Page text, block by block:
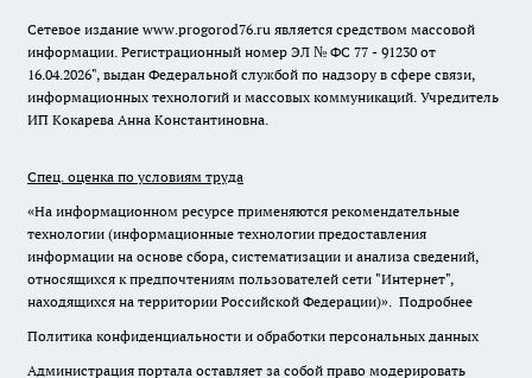
Сетевое издание www.progorod76.ru является средством массовой
информации. Регистрационный номер ЭЛ № ФС 77 - 91230 от
16.04.2026", выдан Федеральной службой по надзору в сфере связи,
информационных технологий и массовых коммуникаций. Учредитель
ИП Кокарева Анна Константиновна.
Спец. оценка по условиям труда
«На информационном ресурсе применяются рекомендательные
технологии (информационные технологии предоставления
информации на основе сбора, систематизации и анализа сведений,
относящихся к предпочтениям пользователей сети "Интернет",
находящихся на территории Российской Федерации)». Подробнее
Политика конфиденциальности и обработки персональных данных
Администрация портала оставляет за собой право модерировать